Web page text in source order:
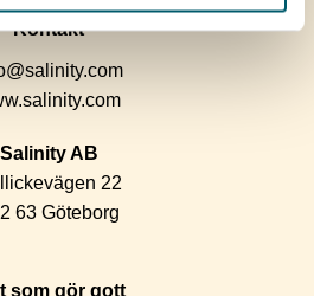
Kontakt
Salinity AB
22
63 Göteborg
som gör gott